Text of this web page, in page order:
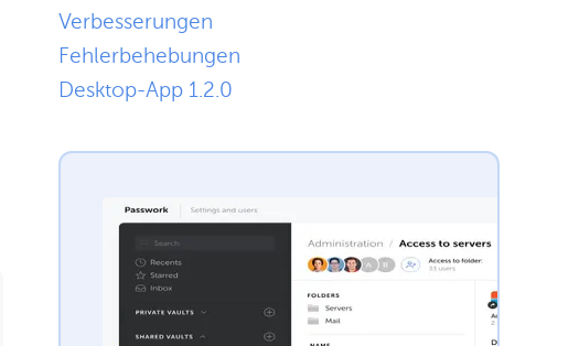
Verbesserungen
Fehlerbehebungen
Desktop-App 1.2.0